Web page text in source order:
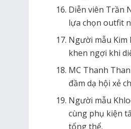
Diễn viên Trần
lựa chọn outfit
Người mẫu Kim
khen ngợi khi
MC Thanh
đầm dạ hội xẻ
Người mẫu
cùng phụ kiện
tổng thể.